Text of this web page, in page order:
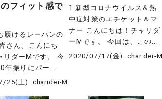
フィット感で
履けるレーパンの
さん、こんにち
リダーMです。 今
年振りにパー...
25(土) charider-M
1.新型コロナウイルス＆熱
中症対策のエチケット＆マ
ナー こんにちは！チャリダ
ーMです。 今回は、この...
2020/07/17(金) charider-M